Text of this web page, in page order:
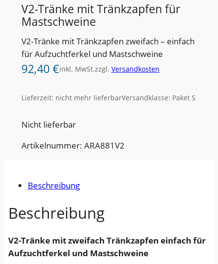
V2-Tränke mit Tränkzapfen für
Mastschweine
V2-Tränke mit Tränkzapfen zweifach – einfach
für Aufzuchtferkel und Mastschweine
92,40 €inkl. MwSt.zzgl. Versandkosten
Lieferzeit: nicht mehr lieferbarVersandklasse: Paket S
Nicht lieferbar
Artikelnummer: ARA881V2
Beschreibung
Beschreibung
V2-Tränke mit zweifach Tränkzapfen einfach für
Aufzuchtferkel und Mastschweine